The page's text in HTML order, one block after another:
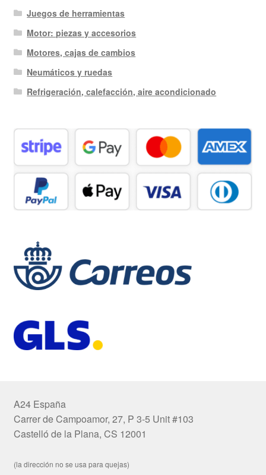
Juegos de herramientas
Motor: piezas y accesorios
Motores, cajas de cambios
Neumáticos y ruedas
Refrigeración, calefacción, aire acondicionado
A24 España
Carrer de Campoamor, 27, P 3-5 Unit #103
Castelló de la Plana, CS 12001
(la dirección no se usa para quejas)